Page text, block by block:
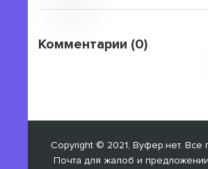
Комментарии (0)
Copyright © 2021, Вуфер.нет.
Почта для жалоб и